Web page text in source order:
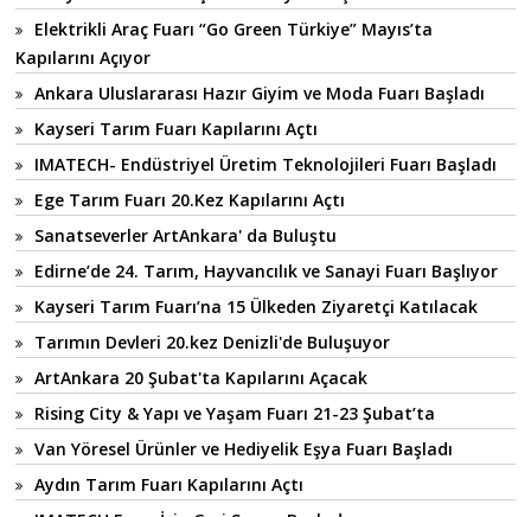
Elektrikli Araç Fuarı “Go Green Türkiye” Mayıs’ta
Kapılarını Açıyor
Ankara Uluslararası Hazır Giyim ve Moda Fuarı Başladı
Kayseri Tarım Fuarı Kapılarını Açtı
IMATECH- Endüstriyel Üretim Teknolojileri Fuarı Başladı
Ege Tarım Fuarı 20.Kez Kapılarını Açtı
Sanatseverler ArtAnkara' da Buluştu
Edirne’de 24. Tarım, Hayvancılık ve Sanayi Fuarı Başlıyor
Kayseri Tarım Fuarı’na 15 Ülkeden Ziyaretçi Katılacak
Tarımın Devleri 20.kez Denizli'de Buluşuyor
ArtAnkara 20 Şubat'ta Kapılarını Açacak
Rising City & Yapı ve Yaşam Fuarı 21-23 Şubat’ta
Van Yöresel Ürünler ve Hediyelik Eşya Fuarı Başladı
Aydın Tarım Fuarı Kapılarını Açtı